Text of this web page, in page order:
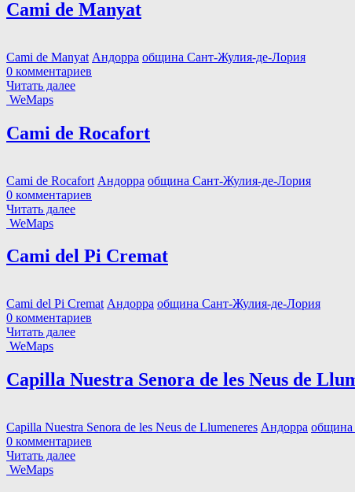
Cami de Manyat
Cami de Manyat Андорра община Сант-Жулия-де-Лория
0 комментариев
Читать далее
WeMaps
Cami de Rocafort
Cami de Rocafort Андорра община Сант-Жулия-де-Лория
0 комментариев
Читать далее
WeMaps
Cami del Pi Cremat
Cami del Pi Cremat Андорра община Сант-Жулия-де-Лория
0 комментариев
Читать далее
WeMaps
Capilla Nuestra Senora de les Neus de
Capilla Nuestra Senora de les Neus de Llumeneres Андорра община
0 комментариев
Читать далее
WeMaps